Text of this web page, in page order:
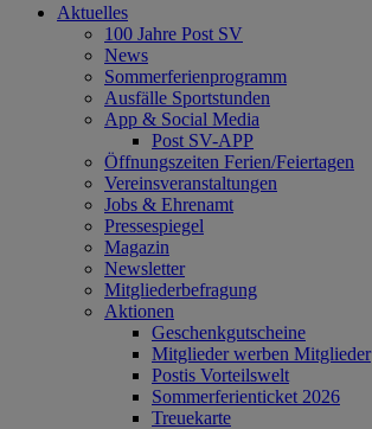
Aktuelles
100 Jahre Post SV
News
Sommerferienprogramm
Ausfälle Sportstunden
App & Social Media
Post SV-APP
Öffnungszeiten Ferien/Feiertagen
Vereinsveranstaltungen
Jobs & Ehrenamt
Pressespiegel
Magazin
Newsletter
Mitgliederbefragung
Aktionen
Geschenkgutscheine
Mitglieder werben Mitglieder
Postis Vorteilswelt
Sommerferienticket 2026
Treuekarte